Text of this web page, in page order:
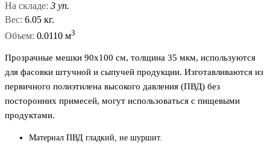
На складе: 3 уп.
Вес: 6.05 кг.
Объем: 0.0110 м3
Прозрачные мешки 90x100 см, толщина 35 мкм, используются
для фасовки штучной и сыпучей продукции. Изготавливаются из
первичного полиэтилена высокого давления (ПВД) без
посторонних примесей, могут использоваться с пищевыми
продуктами.
Материал ПВД гладкий, не шуршит.